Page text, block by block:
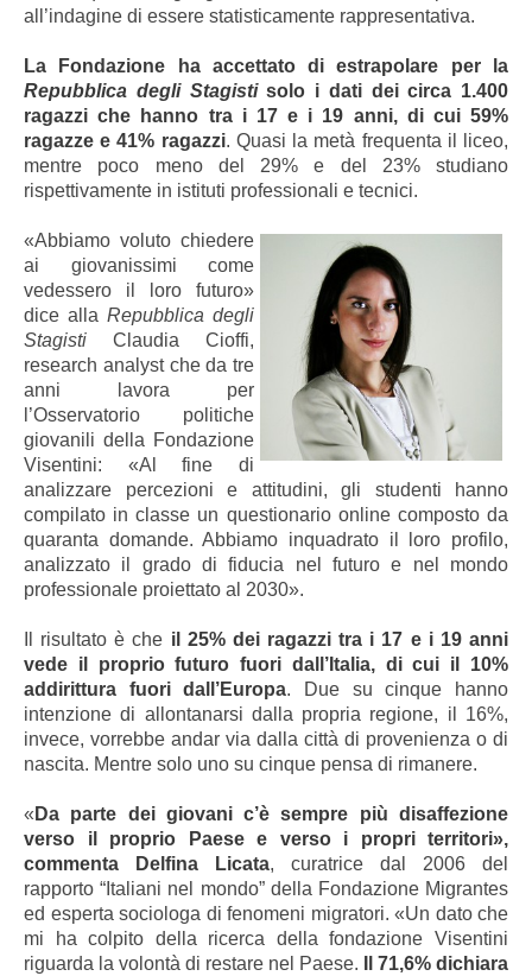
all’indagine di essere statisticamente rappresentativa.
La Fondazione ha accettato di estrapolare per la
Repubblica degli Stagistisolo i dati dei circa 1.400
ragazzi che hanno tra i 17 e i 19 anni, di cui 59%
ragazze e 41% ragazzi. Quasi la metà frequenta il liceo,
mentre poco meno del 29% e del 23% studiano
rispettivamente in istituti professionali e tecnici.
«Abbiamo voluto chiedere
ai giovanissimi come
vedessero il loro futuro»
dice alla Repubblica degli
Stagisti Claudia Cioffi,
research analyst che da tre
anni lavora per
l’Osservatorio politiche
giovanili della Fondazione
Visentini: «Al fine di
analizzare percezioni e attitudini, gli studenti hanno
compilato in classe un questionario online composto da
quaranta domande. Abbiamo inquadrato il loro profilo,
analizzato il grado di fiducia nel futuro e nel mondo
professionale proiettato al 2030».
Il risultato è che il 25% dei ragazzi tra i 17 e i 19 anni
vede il proprio futuro fuori dall’Italia, di cui il 10%
addirittura fuori dall’Europa. Due su cinque hanno
intenzione di allontanarsi dalla propria regione, il 16%,
invece, vorrebbe andar via dalla città di provenienza o di
nascita. Mentre solo uno su cinque pensa di rimanere.
« Da parte dei giovani c’è sempre più disaffezione
verso il proprio Paese e verso i propri territori»,
commenta Delfina Licata, curatrice dal 2006 del
rapporto “Italiani nel mondo” della Fondazione Migrantes
ed esperta sociologa di fenomeni migratori. «Un dato che
mi ha colpito della ricerca della fondazione Visentini
riguarda la volontà di restare nel Paese.
Il 71,6% dichiara